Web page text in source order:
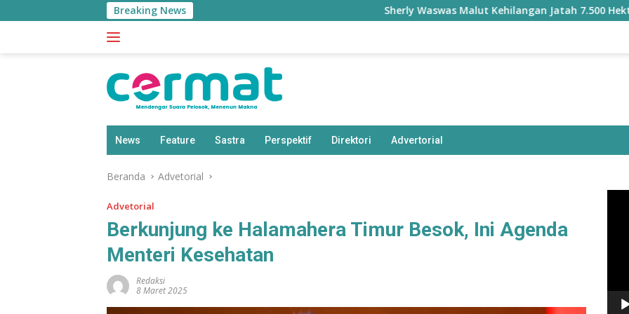
ke
Breaking News Sherly Waswas Malut Kehilangan Jatah 7.500 Hektare
News Feature Sastra Perspektif Direktori Advertorial
Beranda Advetorial
Advetorial
Berkunjung ke Halamahera Timur Besok, Ini Agenda
Menteri Kesehatan
Redaksi
8 Maret 2025